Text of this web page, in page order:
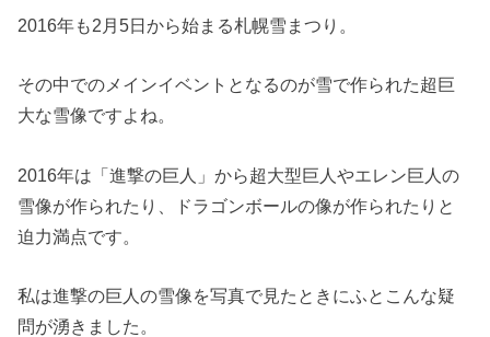
2016年も2月5日から始まる札幌雪まつり。
その中でのメインイベントとなるのが雪で作られた超巨
大な雪像ですよね。
2016年は「進撃の巨人」から超大型巨人やエレン巨人の
雪像が作られたり、ドラゴンボールの像が作られたりと
迫力満点です。
私は進撃の巨人の雪像を写真で見たときにふとこんな疑
問が湧きました。